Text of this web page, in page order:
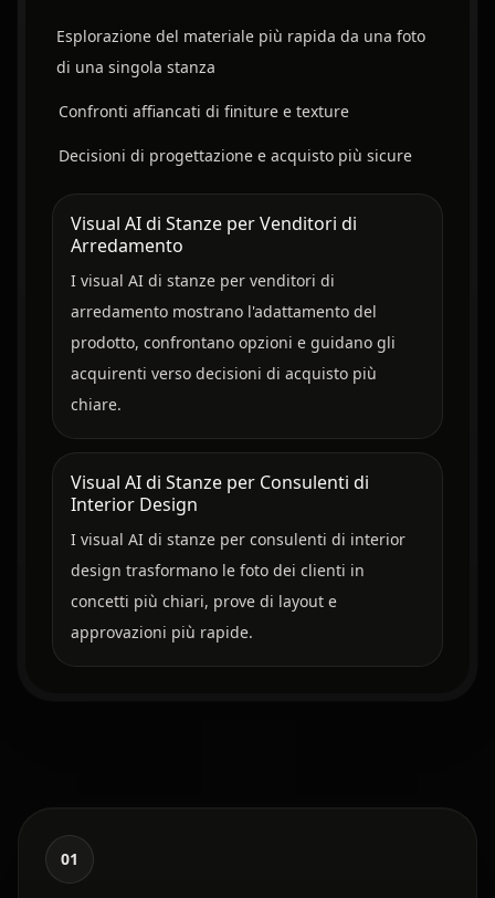
Esplorazione del materiale più rapida da una foto
di una singola stanza
Confronti affiancati di finiture e texture
Decisioni di progettazione e acquisto più sicure
Visual AI di Stanze per Venditori di
Arredamento
I visual AI di stanze per venditori di
arredamento mostrano l'adattamento del
prodotto, confrontano opzioni e guidano gli
acquirenti verso decisioni di acquisto più
chiare.
Visual AI di Stanze per Consulenti di
Interior Design
I visual AI di stanze per consulenti di interior
design trasformano le foto dei clienti in
concetti più chiari, prove di layout e
approvazioni più rapide.
01